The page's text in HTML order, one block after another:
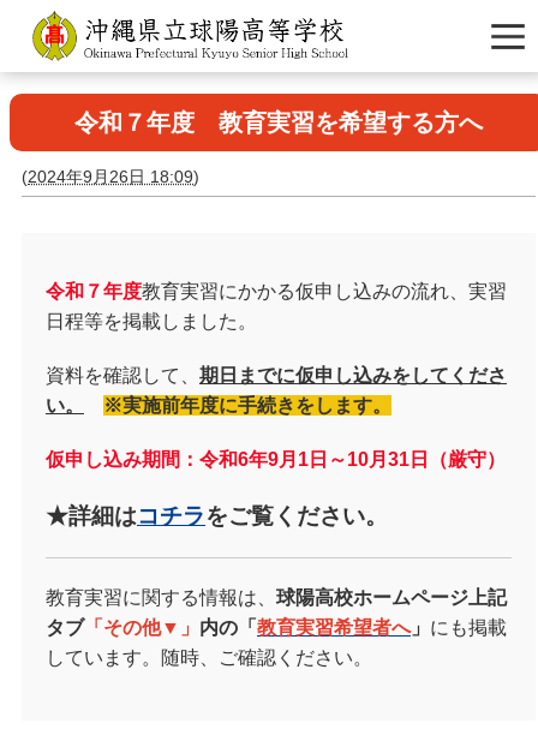
令和７年度 教育実習を希望する方へ
(2024年9月26日 18:09)
令和７年度教育実習にかかる仮申し込みの流れ、実習
日程等を掲載しました。
資料を確認して、 期日までに仮申し込みをしてくださ
い。
※実施前年度に手続きをします。
仮申し込み期間：令和6年9月1日～10月31日（厳守）
★詳細はコチラをご覧ください。
教育実習に関する情報は、 球陽高校ホームページ上記
タブ「その他▼」 内の「 教育実習希望者へ」 にも掲載
しています。随時、ご確認ください。